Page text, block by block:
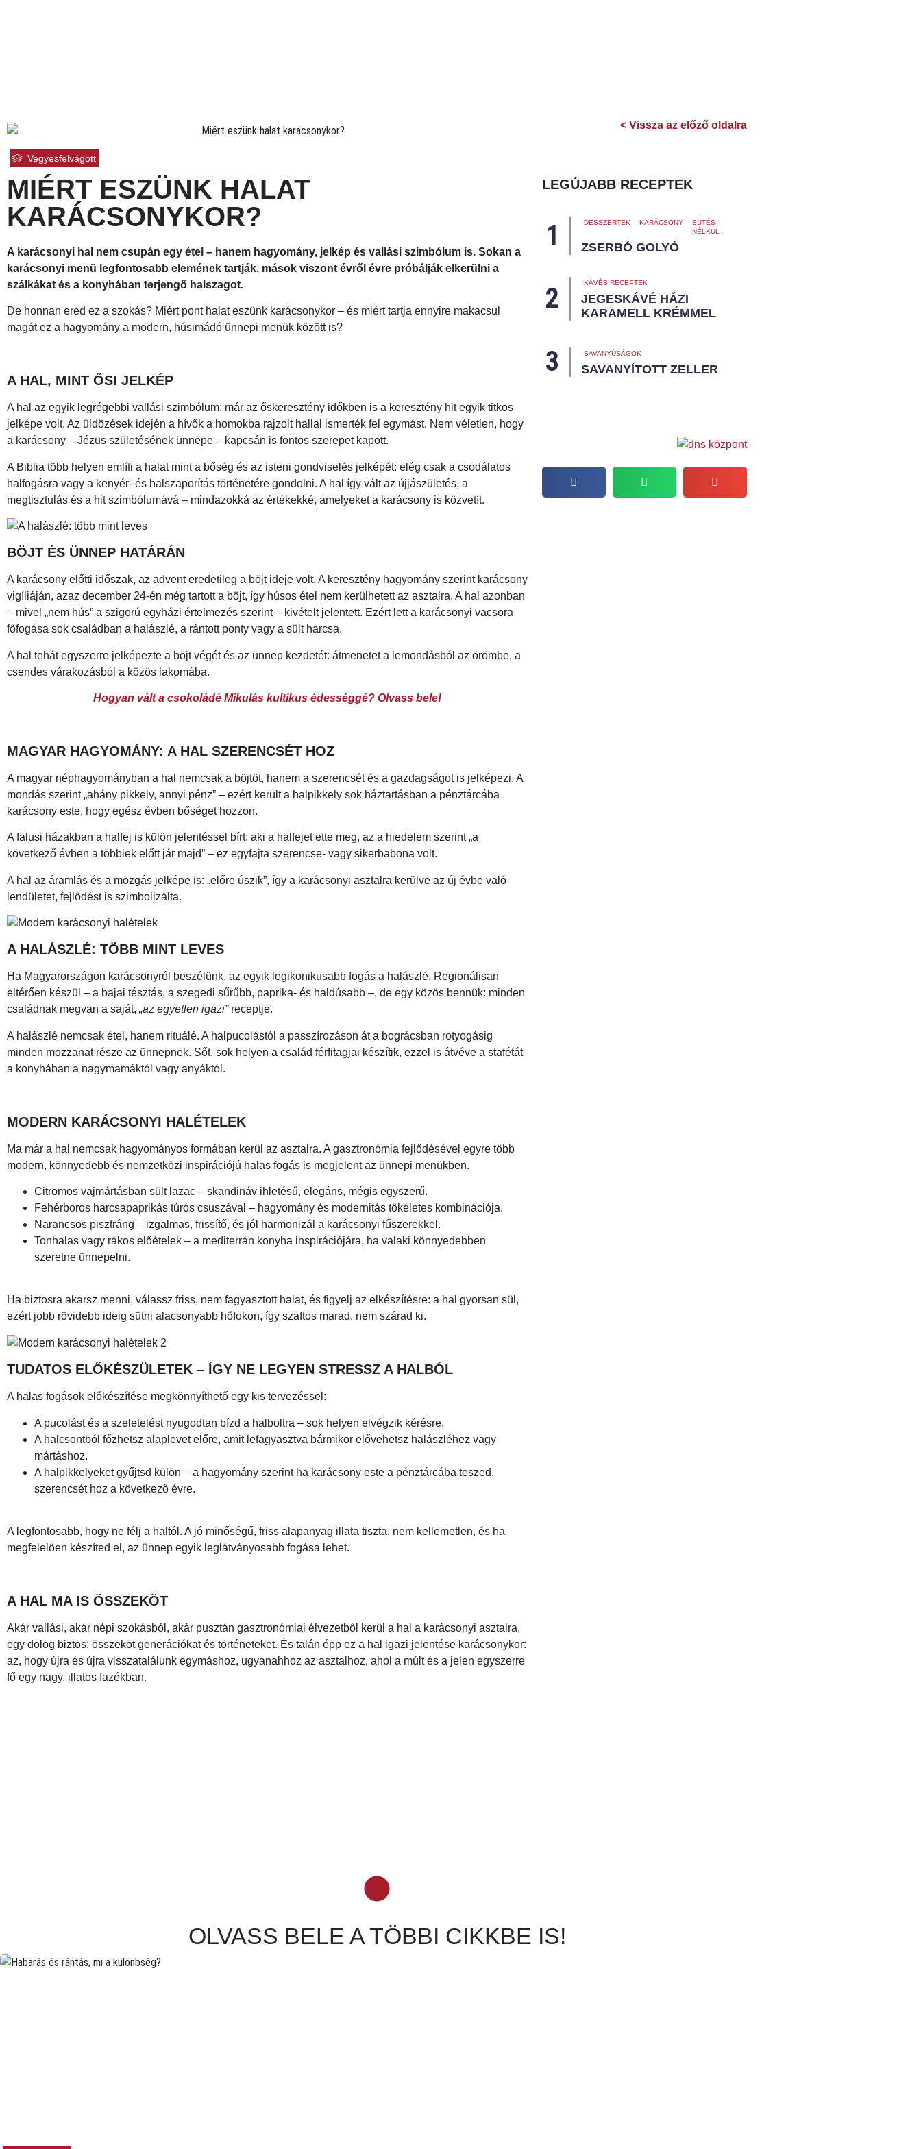
Vegyesfelvágott
MIÉRT ESZÜNK HALAT
KARÁCSONYKOR?
A karácsonyi hal nem csupán egy étel – hanem hagyomány, jelkép és vallási szimbólum is. Sokan a
karácsonyi menü legfontosabb elemének tartják, mások viszont évről évre próbálják elkerülni a
szálkákat és a konyhában terjengő halszagot.
De honnan ered ez a szokás? Miért pont halat eszünk karácsonykor – és miért tartja ennyire makacsul
magát ez a hagyomány a modern, húsimádó ünnepi menük között is?
A HAL, MINT ŐSI JELKÉP
A hal az egyik legrégebbi vallási szimbólum: már az őskeresztény időkben is a keresztény hit egyik titkos
jelképe volt. Az üldözések idején a hívők a homokba rajzolt hallal ismerték fel egymást. Nem véletlen, hogy
a karácsony – Jézus születésének ünnepe – kapcsán is fontos szerepet kapott.
A Biblia több helyen említi a halat mint a bőség és az isteni gondviselés jelképét: elég csak a csodálatos
halfogásra vagy a kenyér- és halszaporítás történetére gondolni. A hal így vált az újjászületés, a
megtisztulás és a hit szimbólumává – mindazokká az értékekké, amelyeket a karácsony is közvetít.
BÖJT ÉS ÜNNEP HATÁRÁN
A karácsony előtti időszak, az advent eredetileg a böjt ideje volt. A keresztény hagyomány szerint karácsony
vigíliáján, azaz december 24-én még tartott a böjt, így húsos étel nem kerülhetett az asztalra. A hal azonban
– mivel „nem hús” a szigorú egyházi értelmezés szerint – kivételt jelentett. Ezért lett a karácsonyi vacsora
főfogása sok családban a halászlé, a rántott ponty vagy a sült harcsa.
A hal tehát egyszerre jelképezte a böjt végét és az ünnep kezdetét: átmenetet a lemondásból az örömbe, a
csendes várakozásból a közös lakomába.
Hogyan vált a csokoládé Mikulás kultikus édességgé? Olvass bele!
MAGYAR HAGYOMÁNY: A HAL SZERENCSÉT HOZ
A magyar néphagyományban a hal nemcsak a böjtöt, hanem a szerencsét és a gazdagságot is jelképezi. A
mondás szerint „ahány pikkely, annyi pénz” – ezért került a halpikkely sok háztartásban a pénztárcába
karácsony este, hogy egész évben bőséget hozzon.
A falusi házakban a halfej is külön jelentéssel bírt: aki a halfejet ette meg, az a hiedelem szerint „a
következő évben a többiek előtt jár majd” – ez egyfajta szerencse- vagy sikerbabona volt.
A hal az áramlás és a mozgás jelképe is: „előre úszik”, így a karácsonyi asztalra kerülve az új évbe való
lendületet, fejlődést is szimbolizálta.
A HALÁSZLÉ: TÖBB MINT LEVES
Ha Magyarországon karácsonyról beszélünk, az egyik legikonikusabb fogás a halászlé. Regionálisan
eltérően készül – a bajai tésztás, a szegedi sűrűbb, paprika- és haldúsabb –, de egy közös bennük: minden
családnak megvan a saját, „az egyetlen igazi”receptje.
A halászlé nemcsak étel, hanem rituálé. A halpucolástól a passzírozáson át a bográcsban rotyogásig
minden mozzanat része az ünnepnek. Sőt, sok helyen a család férfitagjai készítik, ezzel is átvéve a stafétát
a konyhában a nagymamáktól vagy anyáktól.
MODERN KARÁCSONYI HALÉTELEK
Ma már a hal nemcsak hagyományos formában kerül az asztalra. A gasztronómia fejlődésével egyre több
modern, könnyedebb és nemzetközi inspirációjú halas fogás is megjelent az ünnepi menükben.
Citromos vajmártásban sült lazac – skandináv ihletésű, elegáns, mégis egyszerű.
Fehérboros harcsapaprikás túrós csuszával – hagyomány és modernitás tökéletes kombinációja.
Narancsos pisztráng – izgalmas, frissítő, és jól harmonizál a karácsonyi fűszerekkel.
Tonhalas vagy rákos előételek – a mediterrán konyha inspirációjára, ha valaki könnyedebben
szeretne ünnepelni.
Ha biztosra akarsz menni, válassz friss, nem fagyasztott halat, és figyelj az elkészítésre: a hal gyorsan sül,
ezért jobb rövidebb ideig sütni alacsonyabb hőfokon, így szaftos marad, nem szárad ki.
TUDATOS ELŐKÉSZÜLETEK – ÍGY NE LEGYEN STRESSZ A HALBÓL
A halas fogások előkészítése megkönnyíthető egy kis tervezéssel:
A pucolást és a szeletelést nyugodtan bízd a halboltra – sok helyen elvégzik kérésre.
A halcsontból főzhetsz alaplevet előre, amit lefagyasztva bármikor elővehetsz halászléhez vagy
mártáshoz.
A halpikkelyeket gyűjtsd külön – a hagyomány szerint ha karácsony este a pénztárcába teszed,
szerencsét hoz a következő évre.
A legfontosabb, hogy ne félj a haltól. A jó minőségű, friss alapanyag illata tiszta, nem kellemetlen, és ha
megfelelően készíted el, az ünnep egyik leglátványosabb fogása lehet.
A HAL MA IS ÖSSZEKÖT
Akár vallási, akár népi szokásból, akár pusztán gasztronómiai élvezetből kerül a hal a karácsonyi asztalra,
egy dolog biztos: összeköt generációkat és történeteket. És talán épp ez a hal igazi jelentése karácsonykor:
az, hogy újra és újra visszatalálunk egymáshoz, ugyanahhoz az asztalhoz, ahol a múlt és a jelen egyszerre
fő egy nagy, illatos fazékban.
< Vissza az előző oldalra
LEGÚJABB RECEPTEK
DESSZERTEK KARÁCSONY
SÜTÉS
NÉLKÜL
ZSERBÓ GOLYÓ
KÁVÉS RECEPTEK
JEGESKÁVÉ HÁZI
KARAMELL KRÉMMEL
SAVANYÚSÁGOK
SAVANYÍTOTT ZELLER
OLVASS BELE A TÖBBI CIKKBE IS!